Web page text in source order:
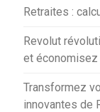
Retraites :
Revolut
et économisez
Transformez
innovantes de